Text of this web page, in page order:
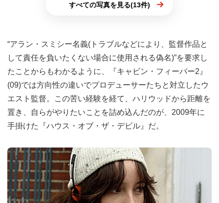
すべての写真を見る(13件)
“アラン・スミシー名義(トラブルなどにより、監督作品と
して責任を負いたくない場合に使用される偽名)”を要求し
たことからもわかるように、『キャビン・フィーバー2』
(09)では方向性の違いでプロデューサーたちと対立したウ
エスト監督。この苦い経験を経て、ハリウッドから距離を
置き、自らがやりたいことを詰め込んだのが、2009年に
手掛けた『ハウス・オブ・ザ・デビル』だ。